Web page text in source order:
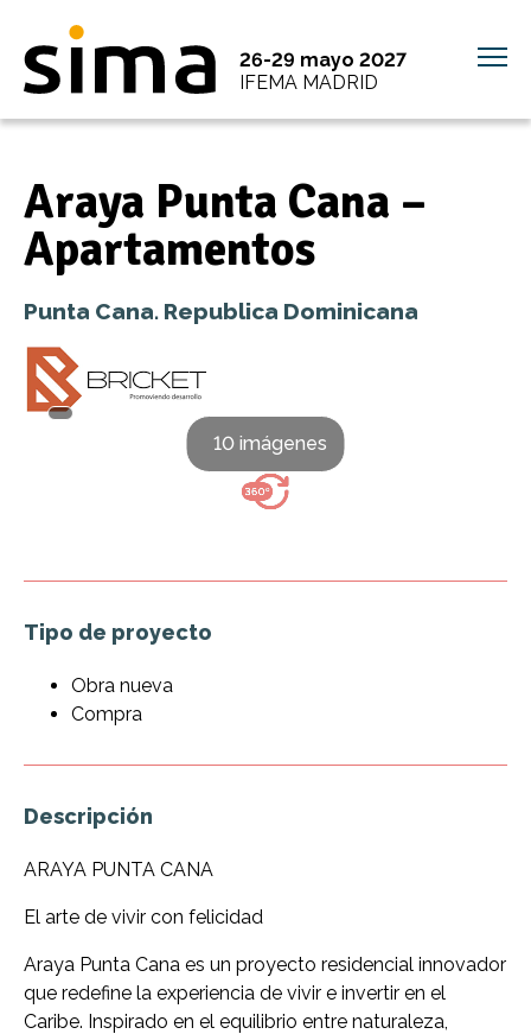
26-29 mayo 2027
IFEMA MADRID
Araya Punta Cana –
Apartamentos
Punta Cana. Republica Dominicana
10 imágenes
Tipo de proyecto
Obra nueva
Compra
Descripción
ARAYA PUNTA CANA
El arte de vivir con felicidad
Araya Punta Cana es un proyecto residencial innovador
que redefine la experiencia de vivir e invertir en el
Caribe. Inspirado en el equilibrio entre naturaleza,